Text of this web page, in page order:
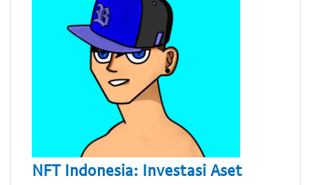
NFT Indonesia: Investasi Aset